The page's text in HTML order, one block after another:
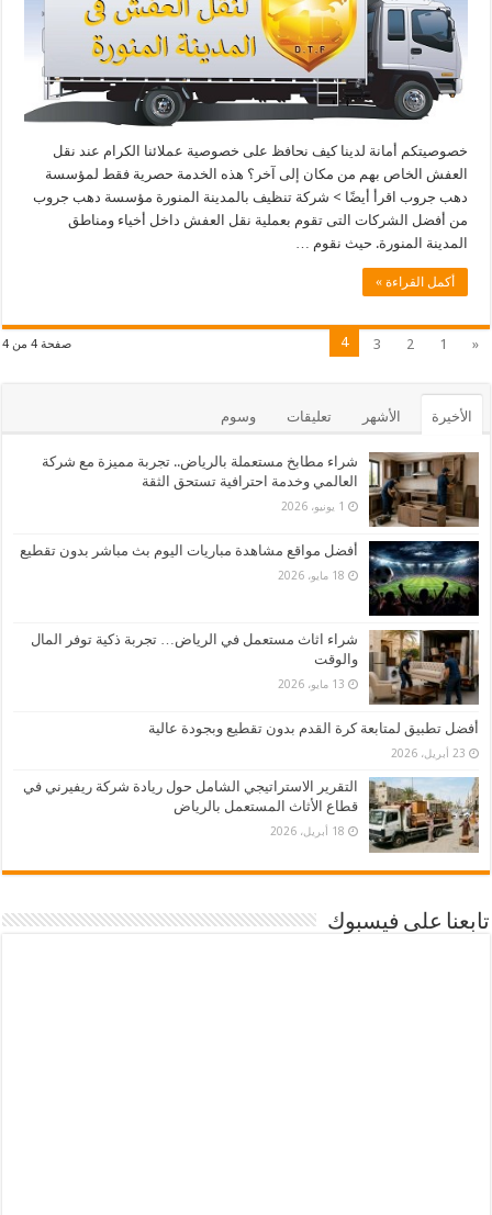
خصوصيتكم أمانة لدينا كيف نحافظ على خصوصية عملائنا الكرام عند نقل
العفش الخاص بهم من مكان إلى آخر؟ هذه الخدمة حصرية فقط لمؤسسة
دهب جروب اقرأ أيضًا > شركة تنظيف بالمدينة المنورة مؤسسة دهب جروب
من أفضل الشركات التى تقوم بعملية نقل العفش داخل أخياء ومناطق
المدينة المنورة. حيث نقوم …
أكمل القراءة »
صفحة 4 من 4 «
1
2
3
4
الأخيرة الأشهر تعليقات وسوم
شراء مطابخ مستعملة بالرياض.. تجربة مميزة مع شركة
العالمي وخدمة احترافية تستحق الثقة
1 يونيو، 2026
أفضل مواقع مشاهدة مباريات اليوم بث مباشر بدون تقطيع
18 مايو، 2026
شراء اثاث مستعمل في الرياض… تجربة ذكية توفر المال
والوقت
13 مايو، 2026
أفضل تطبيق لمتابعة كرة القدم بدون تقطيع وبجودة عالية
23 أبريل، 2026
التقرير الاستراتيجي الشامل حول ريادة شركة ريفيرني في
قطاع الأثاث المستعمل بالرياض
18 أبريل، 2026
تابعنا على فيسبوك